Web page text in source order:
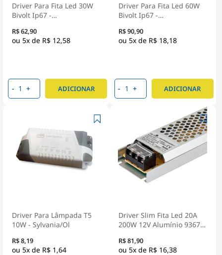
Driver Para Fita Led 30W
Bivolt Ip67 -
R$ 62,90
5x de R$ 12,58
- + ADICIONAR
Driver Para Fita Led 60W
Bivolt Ip67 -
R$ 90,90
5x de R$ 18,18
- + ADICIONAR
Driver Para Lâmpada T5
10W - Sylvania/Ol
R$ 8,19
5x de R$ 1,64
Driver Slim Fita Led 20A
200W 12V Alumínio 9367 -
R$ 81,90
5x de R$ 16,38